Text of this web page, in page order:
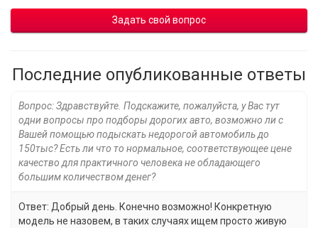
Задать свой вопрос
Последние опубликованные ответы
Вопрос: Здравствуйте. Подскажите, пожалуйста, у Вас тут
одни вопросы про подборы дорогих авто, возможно ли с
Вашей помощью подыскать недорогой автомобиль до
150тыс? Есть ли что то нормальное, соответствующее цене
качество для практичного человека не обладающего
большим количеством денег?
Ответ: Добрый день. Конечно возможно! Конкретную
модель не назовем, в таких случаях ищем просто живую